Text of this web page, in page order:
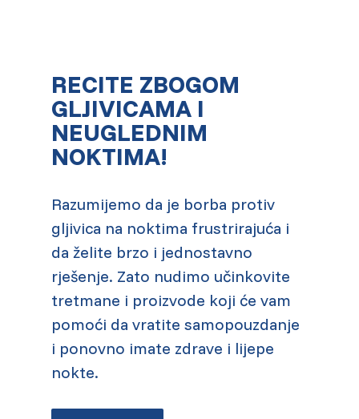
RECITE ZBOGOM
GLJIVICAMA I
NEUGLEDNIM
NOKTIMA!
Razumijemo da je borba protiv
gljivica na noktima frustrirajuća i
da želite brzo i jednostavno
rješenje. Zato nudimo učinkovite
tretmane i proizvode koji će vam
pomoći da vratite samopouzdanje
i ponovno imate zdrave i lijepe
nokte.